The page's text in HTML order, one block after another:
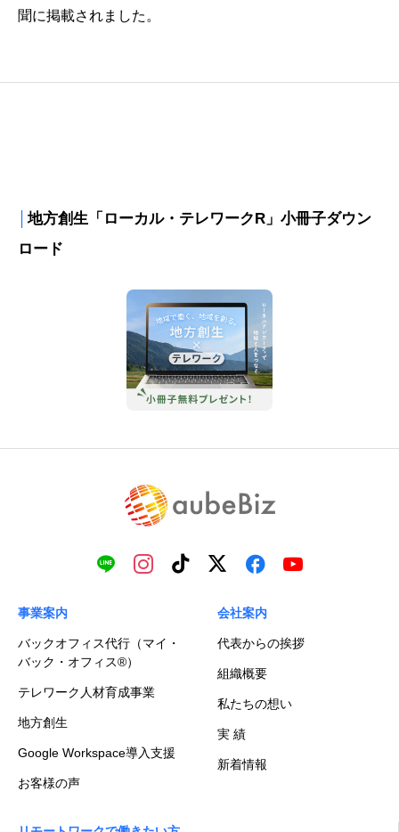
聞に掲載されました。
地方創生「ローカル・テレワークR」小冊子ダウン
ロード
事業案内
バックオフィス代行（マイ・
バック・オフィス®）
テレワーク人材育成事業
地方創生
Google Workspace導入支援
お客様の声
会社案内
代表からの挨拶
組織概要
私たちの想い
実 績
新着情報